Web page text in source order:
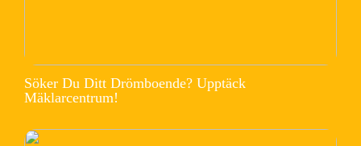
Söker Du Ditt Drömboende? Upptäck
Mäklarcentrum!